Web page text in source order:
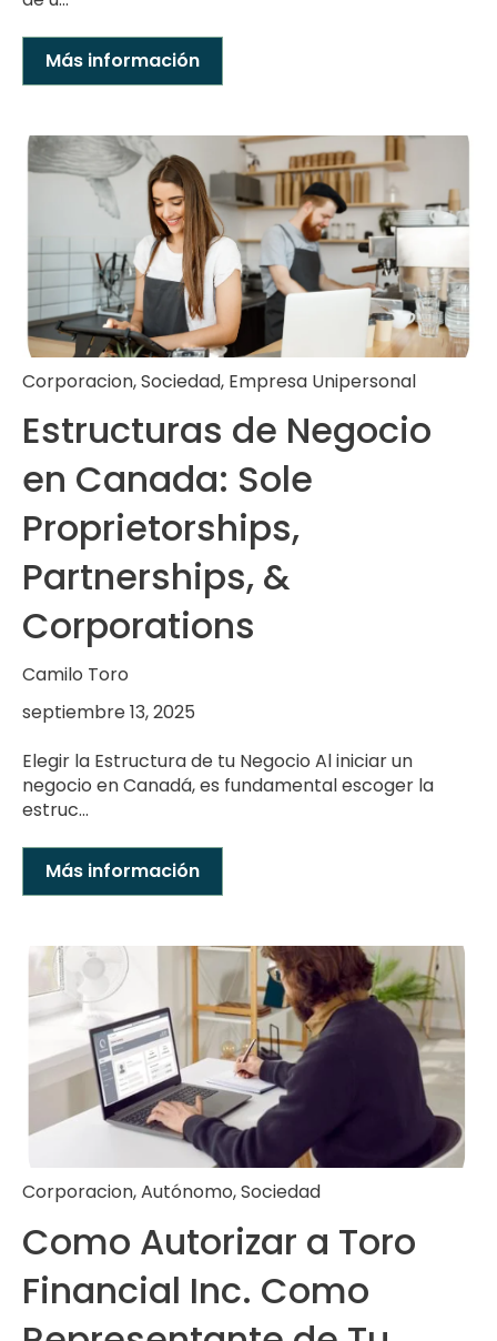
Más información
Corporacion,Sociedad, Empresa Unipersonal
Estructuras de Negocio
en Canada: Sole
Proprietorships,
Partnerships, &
Corporations
Camilo Toro
septiembre 13, 2025
Elegir la Estructura de tu Negocio Al iniciar un
negocio en Canadá, es fundamental escoger la
estruc...
Más información
Corporacion,Autónomo,Sociedad
Como Autorizar a Toro
Financial Inc. Como